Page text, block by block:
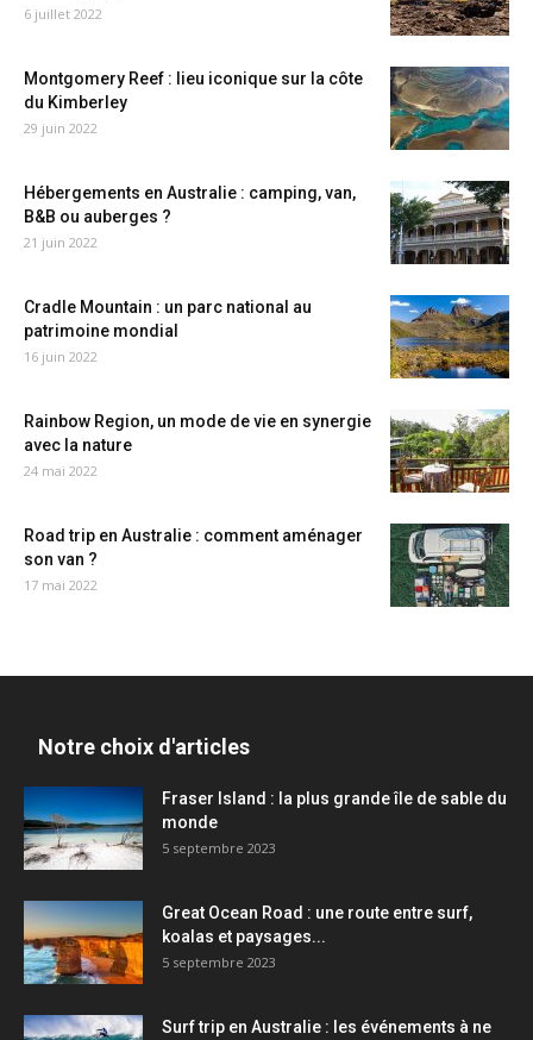
6 juillet 2022
Montgomery Reef : lieu iconique sur la côte
du Kimberley
29 juin 2022
Hébergements en Australie : camping, van,
B&B ou auberges ?
21 juin 2022
Cradle Mountain : un parc national au
patrimoine mondial
16 juin 2022
Rainbow Region, un mode de vie en synergie
avec la nature
24 mai 2022
Road trip en Australie : comment aménager
son van ?
17 mai 2022
Notre choix d'articles
Fraser Island : la plus grande île de sable du
monde
5 septembre 2023
Great Ocean Road : une route entre surf,
koalas et paysages...
5 septembre 2023
Surf trip en Australie : les événements à ne